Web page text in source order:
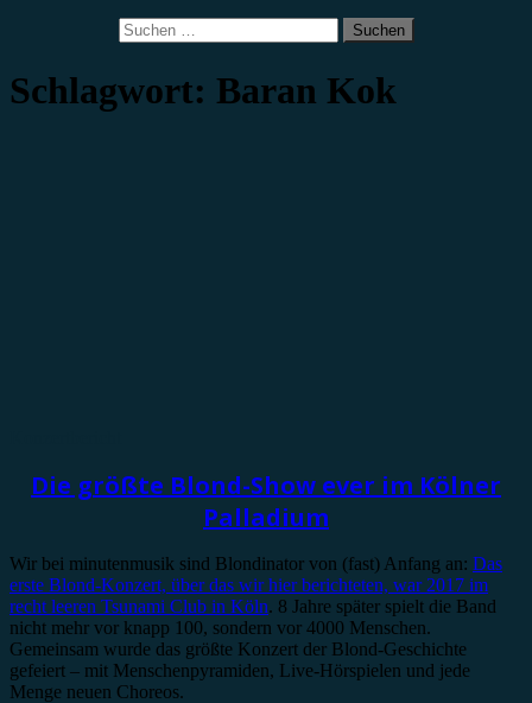
Suchen
nach:
Schlagwort: Baran Kok
Die größte Blond-Show ever im Kölner
Palladium
Wir bei minutenmusik sind Blondinator von (fast) Anfang an: Das
erste Blond-Konzert, über das wir hier berichteten, war 2017 im
recht leeren Tsunami Club in Köln. 8 Jahre später spielt die Band
nicht mehr vor knapp 100, sondern vor 4000 Menschen.
Gemeinsam wurde das größte Konzert der Blond-Geschichte
gefeiert – mit Menschenpyramiden, Live-Hörspielen und jede
Menge neuen Choreos.